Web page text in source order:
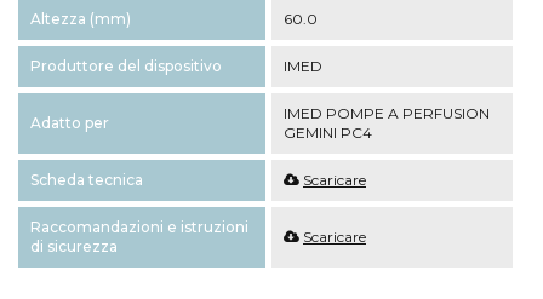
Altezza (mm) 60.0
Produttore del dispositivo IMED
Adatto per
IMED POMPE A PERFUSION
GEMINI PC4
Scheda tecnica Scaricare
Raccomandazioni e istruzioni
di sicurezza
Scaricare